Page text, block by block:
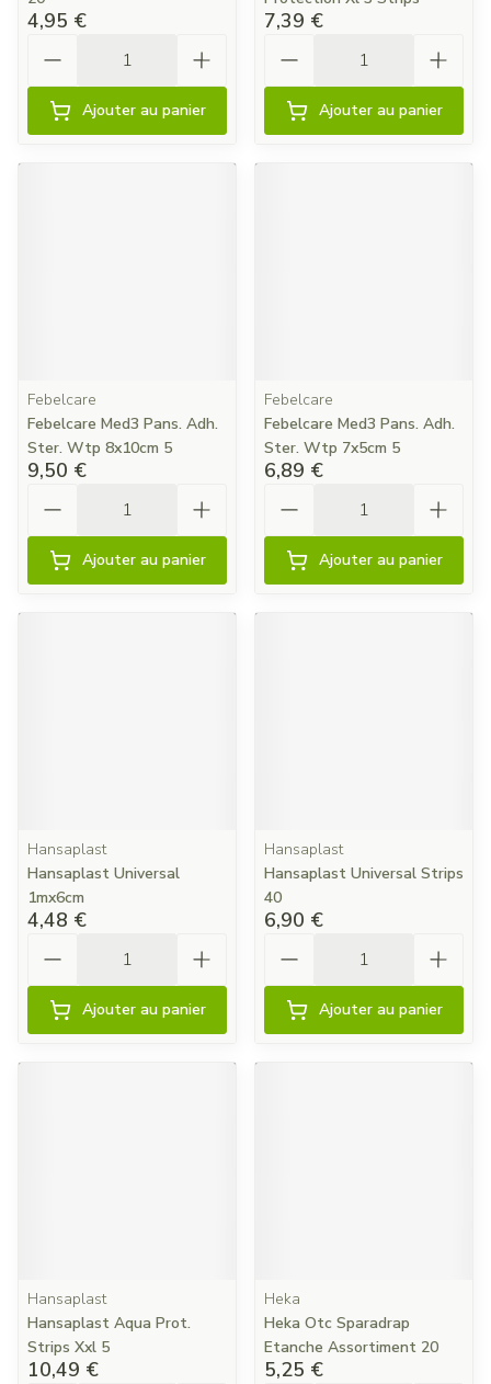
4,95 €
Ajouter au panier
7,39 €
Ajouter au panier
Febelcare
Febelcare Med3 Pans. Adh.
Ster. Wtp 8x10cm 5
9,50 €
Ajouter au panier
Febelcare
Febelcare Med3 Pans. Adh.
Ster. Wtp 7x5cm 5
6,89 €
Ajouter au panier
Hansaplast
Hansaplast Universal
1mx6cm
4,48 €
Ajouter au panier
Hansaplast
Hansaplast Universal Strips
40
6,90 €
Ajouter au panier
Hansaplast
Hansaplast Aqua Prot.
Strips Xxl 5
10,49 €
Heka
Heka Otc Sparadrap
Etanche Assortiment 20
5,25 €